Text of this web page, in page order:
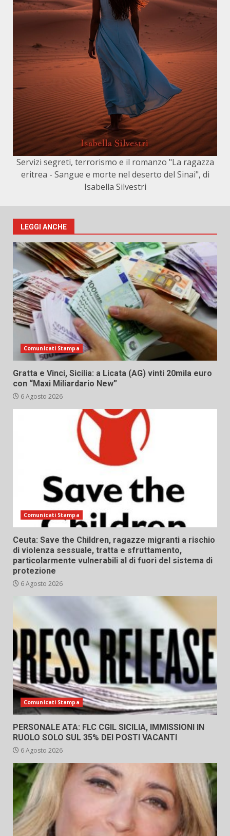
Servizi segreti, terrorismo e il romanzo "La ragazza
eritrea - Sangue e morte nel deserto del Sinai", di
Isabella Silvestri
LEGGI ANCHE
Comunicati Stampa
Gratta e Vinci, Sicilia: a Licata (AG) vinti 20mila euro
con “Maxi Miliardario New”
6 Agosto 2026
Comunicati Stampa
Ceuta: Save the Children, ragazze migranti a rischio
di violenza sessuale, tratta e sfruttamento,
particolarmente vulnerabili al di fuori del sistema di
protezione
6 Agosto 2026
Comunicati Stampa
PERSONALE ATA: FLC CGIL SICILIA, IMMISSIONI IN
RUOLO SOLO SUL 35% DEI POSTI VACANTI
6 Agosto 2026